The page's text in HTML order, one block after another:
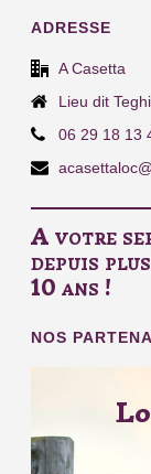
ADRESSE
A Casetta
Lieu dit
06 29 18 13
A votre
depuis
10 ans !
NOS